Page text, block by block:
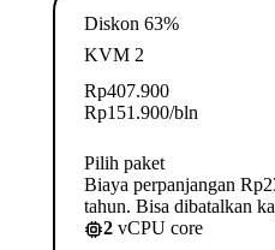
Diskon 63%
KVM 2
Rp407.900
Rp151.900/bln
Pilih paket
Biaya perpanjangan
tahun. Bisa dibatalkan
2 vCPU core